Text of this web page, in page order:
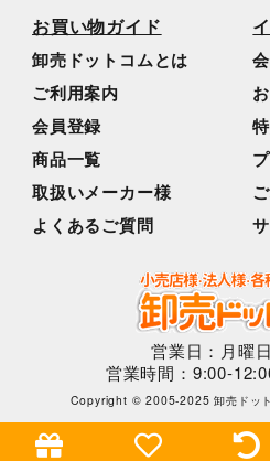
お買い物ガイド
卸売ドットコムとは
ご利用案内
会員登録
商品一覧
取扱いメーカー様
よくあるご質問
営業日：月曜
営業時間：9:00-
Copyright © 2005-2025 卸売ドッ